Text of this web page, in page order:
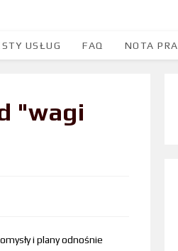
USŁUG FAQ NOTA
"wagi
i plany odnośnie